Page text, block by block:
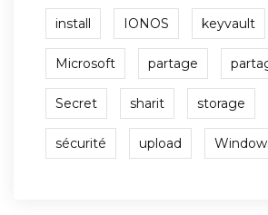
install IONOS keyvault
Microsoft partage
Secret sharit storage
sécurité upload